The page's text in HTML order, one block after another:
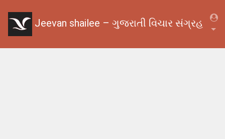
Jeevan shailee – ગુજરાતી વિચાર સંગ્રહ